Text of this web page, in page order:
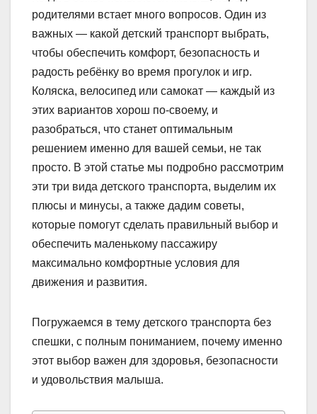
родителями встает много вопросов. Один из
важных — какой детский транспорт выбрать,
чтобы обеспечить комфорт, безопасность и
радость ребёнку во время прогулок и игр.
Коляска, велосипед или самокат — каждый из
этих вариантов хорош по-своему, и
разобраться, что станет оптимальным
решением именно для вашей семьи, не так
просто. В этой статье мы подробно рассмотрим
эти три вида детского транспорта, выделим их
плюсы и минусы, а также дадим советы,
которые помогут сделать правильный выбор и
обеспечить маленькому пассажиру
максимально комфортные условия для
движения и развития.
Погружаемся в тему детского транспорта без
спешки, с полным пониманием, почему именно
этот выбор важен для здоровья, безопасности
и удовольствия малыша.